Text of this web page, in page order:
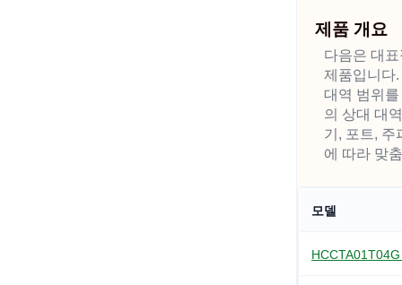
제품 개요
다음은 대
제품입니다
대역 범위
의 상대 대
기, 포트, 주
에 따라 맞
모델